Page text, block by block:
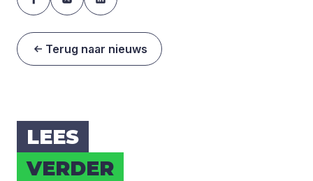
Terug naar nieuws
LEES
VER­DER